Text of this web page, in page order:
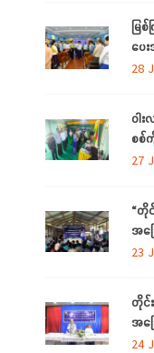
မြစ်
ပေ
28
ဝါ
စစ်
27
“တို
အခ
တို့ကို
23
တိုင်
အခ
တို့ကို
24